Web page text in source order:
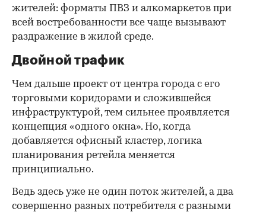
жителей: форматы ПВЗ и алкомаркетов при
всей востребованности все чаще вызывают
раздражение в жилой среде.
Двойной трафик
Чем дальше проект от центра города с его
торговыми коридорами и сложившейся
инфраструктурой, тем сильнее проявляется
концепция «одного окна». Но, когда
добавляется офисный кластер, логика
планирования ретейла меняется
принципиально.
Ведь здесь уже не один поток жителей, а два
совершенно разных потребителя с разными